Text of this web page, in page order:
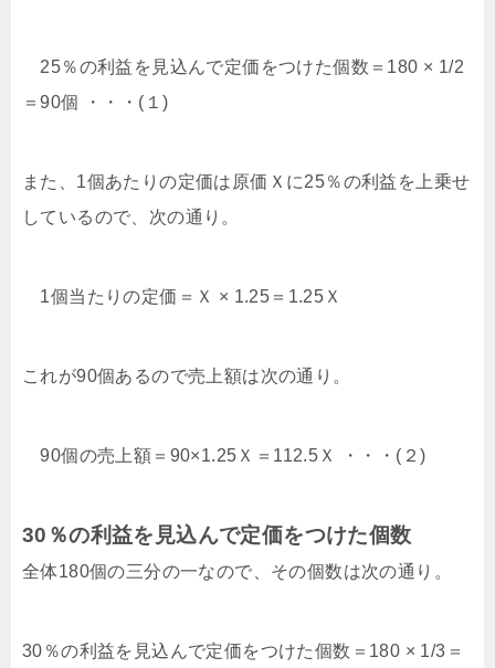
25％の利益を見込んで定価をつけた個数＝180 × 1/2
＝90個 ・・・(１)
また、1個あたりの定価は原価Ｘに25％の利益を上乗せ
しているので、次の通り。
1個当たりの定価＝Ｘ × 1.25＝1.25Ｘ
これが90個あるので売上額は次の通り。
90個の売上額＝90×1.25Ｘ＝112.5Ｘ ・・・(２)
30％の利益を見込んで定価をつけた個数
全体180個の三分の一なので、その個数は次の通り。
30％の利益を見込んで定価をつけた個数＝180 × 1/3＝